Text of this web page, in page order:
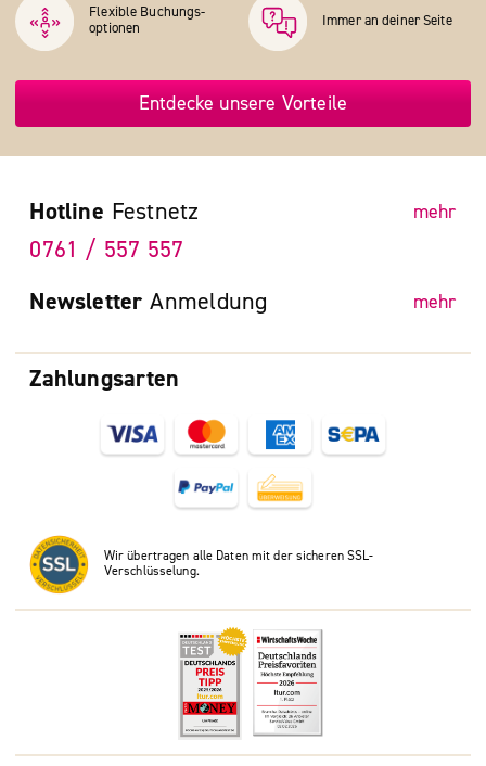
Flexible Buchungs­
optionen
Immer an deiner Seite
Entdecke unsere Vorteile
Zahlungsarten
Wir übertragen alle Daten mit der sicheren SSL-
Verschlüsselung.
Hotline Festnetz mehr
0761 / 557 557
Newsletter Anmeldung mehr